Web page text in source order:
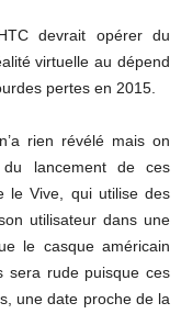
devrait opérer du
virtuelle au dépend
pertes en 2015.
rien révélé mais on
lancement de ces
le Vive, qui utilise des
utilisateur dans une
le casque américain
sera rude puisque ces
une date proche de la